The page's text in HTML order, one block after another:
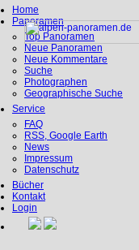
Home
Panoramen
Top Panoramen
Neue Panoramen
Neue Kommentare
Suche
Photographen
Geographische Suche
Service
FAQ
RSS, Google Earth
News
Impressum
Datenschutz
Bücher
Kontakt
Login